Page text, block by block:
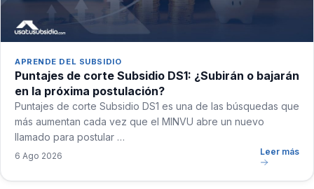
APRENDE DEL SUBSIDIO
Puntajes de corte Subsidio DS1: ¿Subirán o bajarán
en la próxima postulación?
Puntajes de corte Subsidio DS1 es una de las búsquedas que
más aumentan cada vez que el MINVU abre un nuevo
llamado para postular …
6 Ago 2026 Leer más